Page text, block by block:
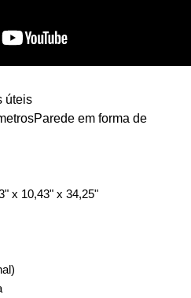
úteis
Parede em forma de
x 10,43" x 34,25"